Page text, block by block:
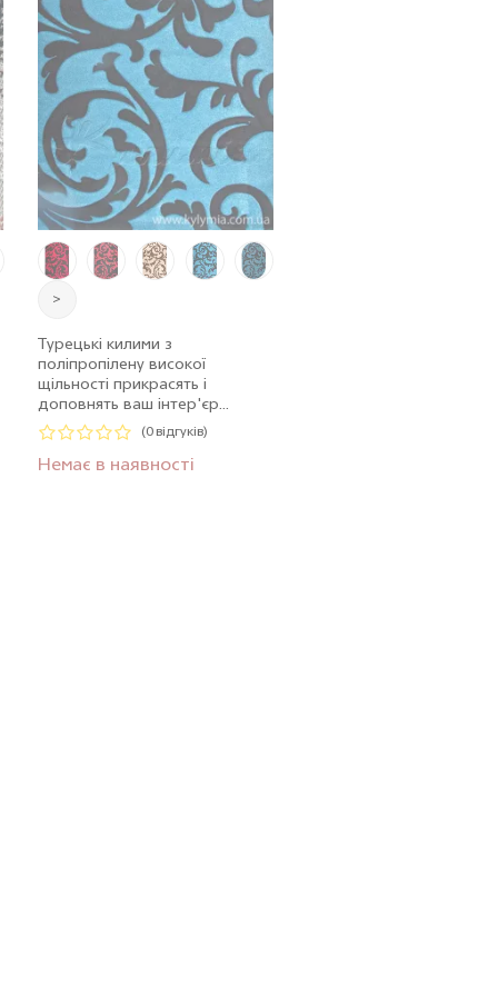
>
Турецькі килими з
поліпропілену високої
щільності прикрасять і
доповнять ваш інтер'єр...
(0 відгуків)
Немає в наявності